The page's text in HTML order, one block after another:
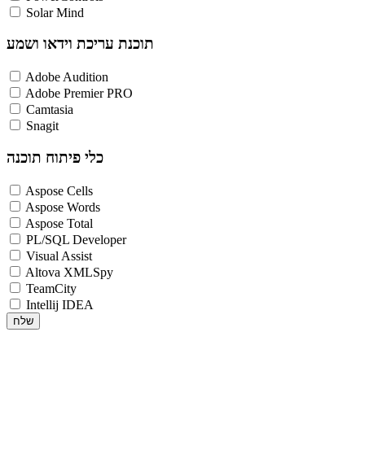
Solar Mind
תוכנת עריכת וידאו ושמע
Adobe Audition
Adobe Premier PRO
Camtasia
Snagit
כלי פיתוח תוכנה
Aspose Cells
Aspose Words
Aspose Total
PL/SQL Developer
Visual Assist
Altova XMLSpy
TeamCity
Intellij IDEA